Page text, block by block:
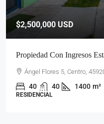
$2,500,000 USD
Propiedad Con Ingresos
Ángel Flores 5, Centro,
40 40 1400 m²
RESIDENCIAL